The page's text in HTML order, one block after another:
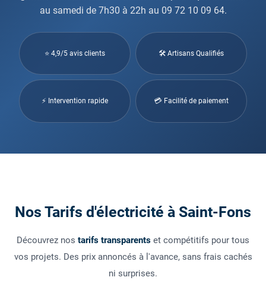
au samedi de 7h30 à 22h au 09 72 10 09 64.
⭐ 4,9/5 avis clients 🛠 Artisans Qualifiés
⚡ Intervention rapide 💳 Facilité de paiement
Nos Tarifs d'électricité à Saint-Fons
Découvrez nos tarifs transparents et compétitifs pour tous
vos projets. Des prix annoncés à l'avance, sans frais cachés
ni surprises.